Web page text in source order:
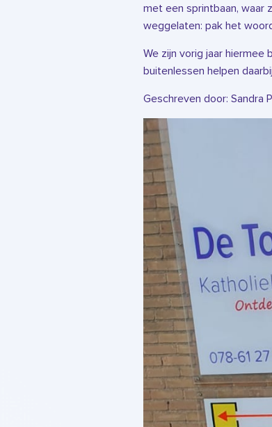
met een sprintbaan, waar
weggelaten: pak het
We zijn vorig jaar hiermee
buitenlessen helpen
Geschreven door: Sandra